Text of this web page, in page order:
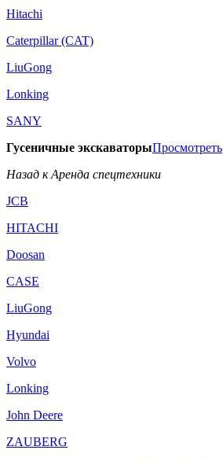
Hitachi
Caterpillar (CAT)
LiuGong
Lonking
SANY
Гусеничные экскаваторыПросмотреть
Назад к Аренда спецтехники
JCB
HITACHI
Doosan
CASE
LiuGong
Hyundai
Volvo
Lonking
John Deere
ZAUBERG